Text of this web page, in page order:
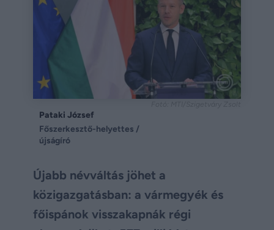
Pataki József
Főszerkesztő-helyettes /
újságíró
Újabb névváltás jöhet a
közigazgatásban: a vármegyék és
főispánok visszakapnák régi